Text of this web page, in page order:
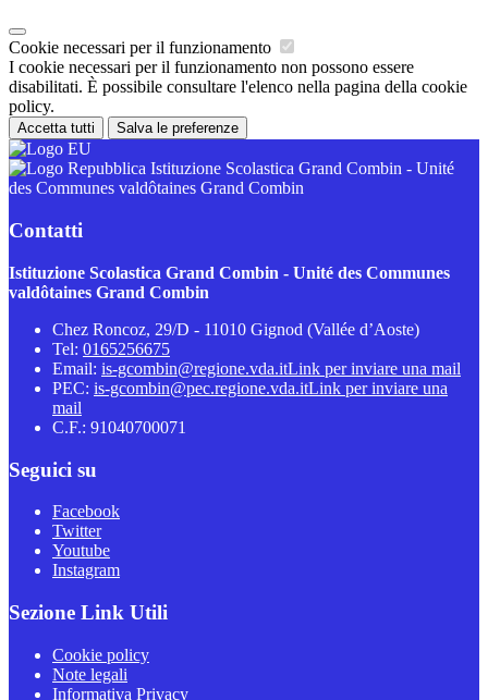
Cookie necessari per il funzionamento
I cookie necessari per il funzionamento non possono essere
disabilitati. È possibile consultare l'elenco nella pagina della cookie
policy.
Accetta tutti Salva le preferenze
Istituzione Scolastica Grand Combin - Unité
des Communes valdôtaines Grand Combin
Contatti
Istituzione Scolastica Grand Combin - Unité des Communes
valdôtaines Grand Combin
Chez Roncoz, 29/D - 11010 Gignod (Vallée d’Aoste)
Tel: 0165256675
Email: is-gcombin@regione.vda.itLink per inviare una mail
PEC: is-gcombin@pec.regione.vda.itLink per inviare una
mail
C.F.: 91040700071
Seguici su
Facebook
Twitter
Youtube
Instagram
Sezione Link Utili
Cookie policy
Note legali
Informativa Privacy